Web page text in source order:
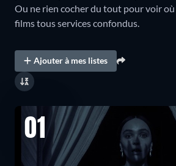
Ou ne rien cocher du tout pour voir
films tous services confondus.
Ajouter à mes listes
01